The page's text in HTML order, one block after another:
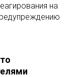
на